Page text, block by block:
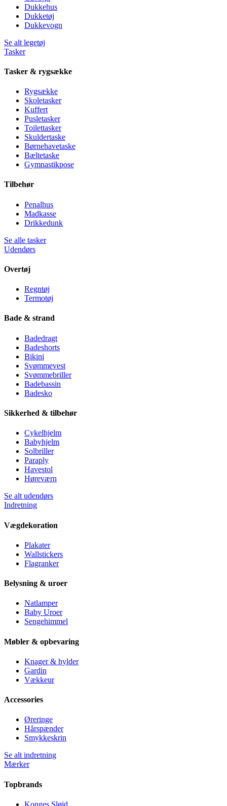
Dukkehus
Dukketøj
Dukkevogn
Se alt legetøj
Tasker
Tasker & rygsække
Rygsække
Skoletasker
Kuffert
Pusletasker
Toilettasker
Skuldertaske
Børnehavetaske
Bæltetaske
Gymnastikpose
Tilbehør
Penalhus
Madkasse
Drikkedunk
Se alle tasker
Udendørs
Overtøj
Regntøj
Termotøj
Bade & strand
Badedragt
Badeshorts
Bikini
Svømmevest
Svømmebriller
Badebassin
Badesko
Sikkerhed & tilbehør
Cykelhjelm
Babyhjelm
Solbriller
Paraply
Havestol
Høreværn
Se alt udendørs
Indretning
Vægdekoration
Plakater
Wallstickers
Flagranker
Belysning & uroer
Natlamper
Baby Uroer
Sengehimmel
Møbler & opbevaring
Knager & hylder
Gardin
Vækkeur
Accessories
Øreringe
Hårspænder
Smykkeskrin
Se alt indretning
Mærker
Topbrands
Konges Sløjd